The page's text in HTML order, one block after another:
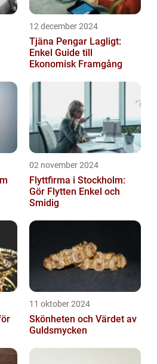
12 december 2024
Tjäna Pengar Lagligt:
Enkel Guide till
Ekonomisk Framgång
02 november 2024
Flyttfirma i Stockholm:
Gör Flytten Enkel och
Smidig
11 oktober 2024
Skönheten och Värdet av
Guldsmycken